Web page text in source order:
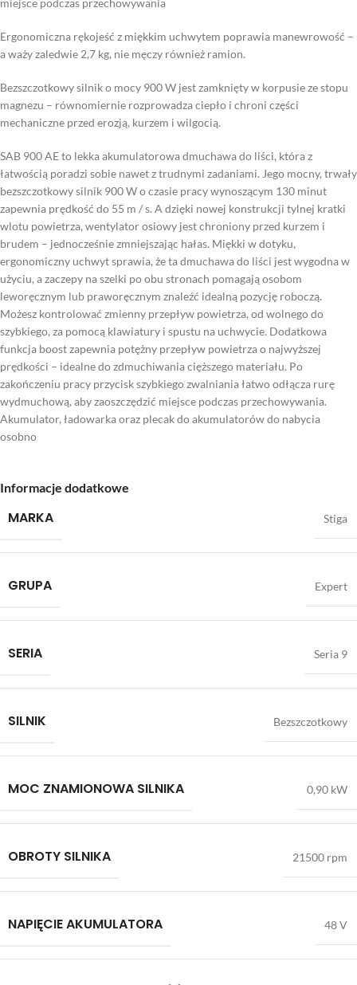
miejsce podczas przechowywania
Ergonomiczna rękojeść z miękkim uchwytem poprawia manewrowość –
a waży zaledwie 2,7 kg, nie męczy również ramion.
Bezszczotkowy silnik o mocy 900 W jest zamknięty w korpusie ze stopu
magnezu – równomiernie rozprowadza ciepło i chroni części
mechaniczne przed erozją, kurzem i wilgocią.
SAB 900 AE to lekka akumulatorowa dmuchawa do liści, która z
łatwością poradzi sobie nawet z trudnymi zadaniami. Jego mocny, trwały
bezszczotkowy silnik 900 W o czasie pracy wynoszącym 130 minut
zapewnia prędkość do 55 m / s. A dzięki nowej konstrukcji tylnej kratki
wlotu powietrza, wentylator osiowy jest chroniony przed kurzem i
brudem – jednocześnie zmniejszając hałas. Miękki w dotyku,
ergonomiczny uchwyt sprawia, że ta dmuchawa do liści jest wygodna w
użyciu, a zaczepy na szelki po obu stronach pomagają osobom
leworęcznym lub praworęcznym znaleźć idealną pozycję roboczą.
Możesz kontrolować zmienny przepływ powietrza, od wolnego do
szybkiego, za pomocą klawiatury i spustu na uchwycie. Dodatkowa
funkcja boost zapewnia potężny przepływ powietrza o najwyższej
prędkości – idealne do zdmuchiwania cięższego materiału. Po
zakończeniu pracy przycisk szybkiego zwalniania łatwo odłącza rurę
wydmuchową, aby zaoszczędzić miejsce podczas przechowywania.
Akumulator, ładowarka oraz plecak do akumulatorów do nabycia
osobno
Informacje dodatkowe
MARKA Stiga
GRUPA Expert
SERIA Seria 9
SILNIK Bezszczotkowy
MOC ZNAMIONOWA SILNIKA 0,90 kW
OBROTY SILNIKA 21500 rpm
NAPIĘCIE AKUMULATORA 48 V